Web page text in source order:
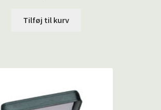
Tilføj til kurv